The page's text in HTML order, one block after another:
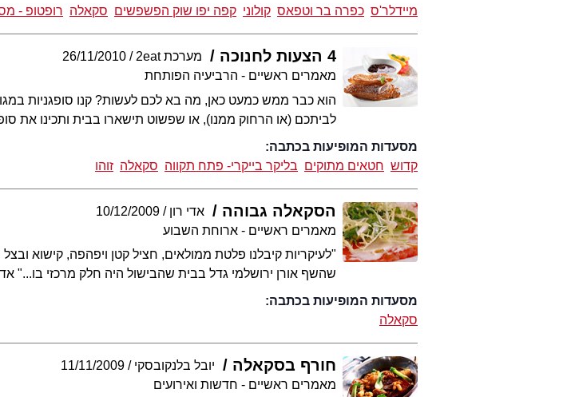
מיידלר'ס כפרה בר וטפאס קולוני קפה יפו שוק הפשפשים סקאלה רופטופ -
4 הצעות לחנוכה מערכת 2eat
26/11/2010
מאמרים ראשיים - הרביעיה הפותחת
הוא כבר ממש כמעט כאן, מה בא לכם לעשות? קנו סופגניות
לביתכם (או הרחוק ממנו), או שפשוט תישארו בבית ותכינו את
מסעדות המופיעות בכתבה:
קדוש חטאים מתוקים בליקר בייקרי- פתח תקווה סקאלה זוהו
הסקאלה גבוהה אדי רון
10/12/2009
מאמרים ראשיים - ארוחת השבוע
"לעיקריות קיבלנו פלטת ממולאים, חציל קטן ויפהפה, קישוא
שהשף אורן ירושלמי גדל בבית שהבישול היה חלק מרכזי בו..."
מסעדות המופיעות בכתבה:
סקאלה
חורף בסקאלה יובל בלנקובסקי
11/11/2009
מאמרים ראשיים - חדשות ואירועים